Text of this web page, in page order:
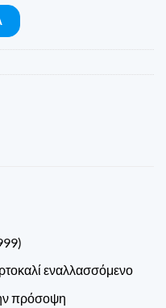
εναλλασσόμενο
πρόσοψη